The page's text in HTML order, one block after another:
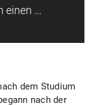
einen ...
dem Studium
nach der